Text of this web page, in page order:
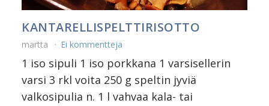
KANTARELLISPELTTIRISOTTO
martta Ei kommentteja
1 iso sipuli 1 iso porkkana 1 varsisellerin
varsi 3 rkl voita 250 g speltin jyviä
valkosipulia n. 1 l vahvaa kala- tai